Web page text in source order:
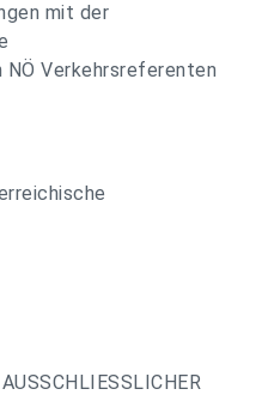
mit der
NÖ Verkehrsreferenten